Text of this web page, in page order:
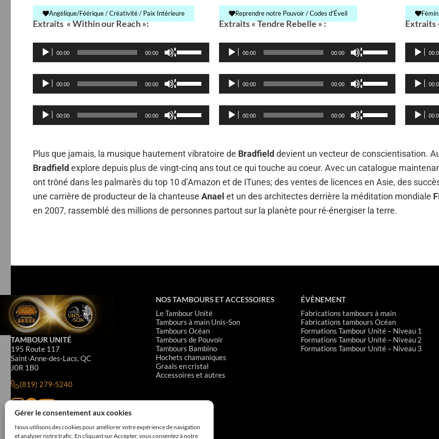
Gérer le consentement aux cookies
Nous utilisons des cookies pour améliorer votre expérience de navigation
et analyser notre trafic. En cliquant sur Accepter, vous consentez à notre
diminuer
le
augmenter
ou
le
haut/bas
augmenter
ou
le
le
augmenter
ou
le
Angélique/Féérique / Créativité / Paix Intérieure
Extraits « Within our Reach »:
Lecteur
audio
00:00 00:00
Utilisez
les
haut/bas
pour
augmenter
diminuer
le
volume.
Lecteur
audio
00:00 00:00
Utilisez
les
haut/bas
augmenter
ou
diminuer
le
volume.
Lecteur
audio
00:00 00:00
Utilisez
les
haut/bas
pour
augmenter
ou
diminuer
Reprendre notre Pouvoir / Codes d'Éveil
Extraits « Tendre Rebelle » :
Lecteur
audio
00:00 00:00
Utilisez
les
haut/bas
pour
augmenter
diminuer
le
volume.
Lecteur
audio
00:00 00:00
Utilisez
les
haut/bas
augmenter
ou
diminuer
le
volume.
Lecteur
audio
00:00 00:00
Utilisez
les
haut/bas
pour
augmenter
ou
diminuer
Extraits
Lecteur
audio
Lecteur
audio
Lecteur
audio
Plus que jamais, la musique hautementvibratoire de Bradfield devient un vecteur de conscientisation.
Bradfield explore depuis plus de vingt-cinq ans tout ce qui touche au coeur. Avec un catalogue
ont trôné dans les palmarès du top 10 d’Amazon et de ITunes; des ventes de licences en Asie, des
une carrière de producteur de la chanteuse Anael et un des architectes derrière la méditation mondiale
en 2007, rassemblé des millions de personnes partout sur la planète pour ré-énergiser la terre.
TAMBOUR UNITÉ
195 Route 117
Saint-Anne-des-Lacs, QC
J0R 1B0
(819) 279-5240
NOS TAMBOURS ET ACCESSOIRES
Le Tambour Unité
Tambours à main Unis-Son
Tambours Océan
Tambours de Pouvoir
Tambours Bambino
Hochets chamaniques
Graals en cristal
Accessoires et autres
ÉVÈNEMENT
Fabrications tambours à main
Fabrications tambours Océan
Formations Tambour Unité – Niveau 1
Formations Tambour Unité – Niveau 2
Formations Tambour Unité – Niveau 3